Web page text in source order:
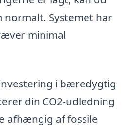
normalt. Systemet har
minimal
i bæredygtig
din CO2-udledning
afhængig af fossile